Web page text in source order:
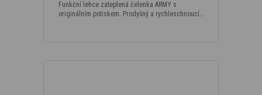
Funkční lehce zateplená čelenka ARMY s
originálním potiskem. Prodyšný a rychleschnoucí…